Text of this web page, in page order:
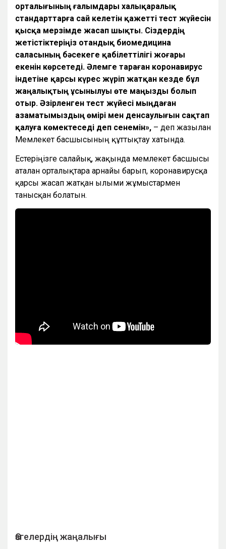
орталығының ғалымдары халықаралық
стандарттарға сай келетін қажетті тест жүйесін
қысқа мерзімде жасап шықты. Сіздердің
жетістіктеріңіз отандық биомедицина
саласының бәсекеге қабілеттілігі жоғары
екенін көрсетеді. Әлемге тараған коронавирус
індетіне қарсы күрес жүріп жатқан кезде бұл
жаңалықтың ұсынылуы өте маңызды болып
отыр. Әзірленген тест жүйесі мыңдаған
азаматымыздың өмірі мен денсаулығын сақтап
қалуға көмектеседі деп сенемін», – деп жазылған
Мемлекет басшысының құттықтау хатында.
Естеріңізге салайық, жақында мемлекет басшысы
аталған орталықтарға арнайы барып, коронавирусқа
қарсы жасап жатқан ғылыми жұмыстармен
танысқан болатын.